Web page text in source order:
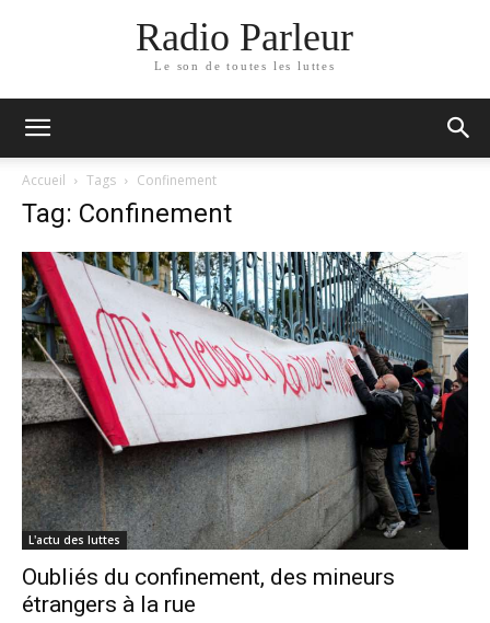
Radio Parleur
Le son de toutes les luttes
Accueil Tags Confinement
Tag: Confinement
L'actu des luttes
Oubliés du confinement, des mineurs
étrangers à la rue